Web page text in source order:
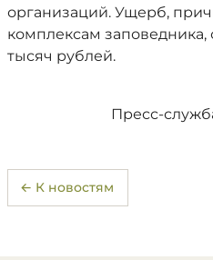
организаций. Ущерб,
комплексам заповедника,
тысяч рублей.
Пресс-
← К новостям